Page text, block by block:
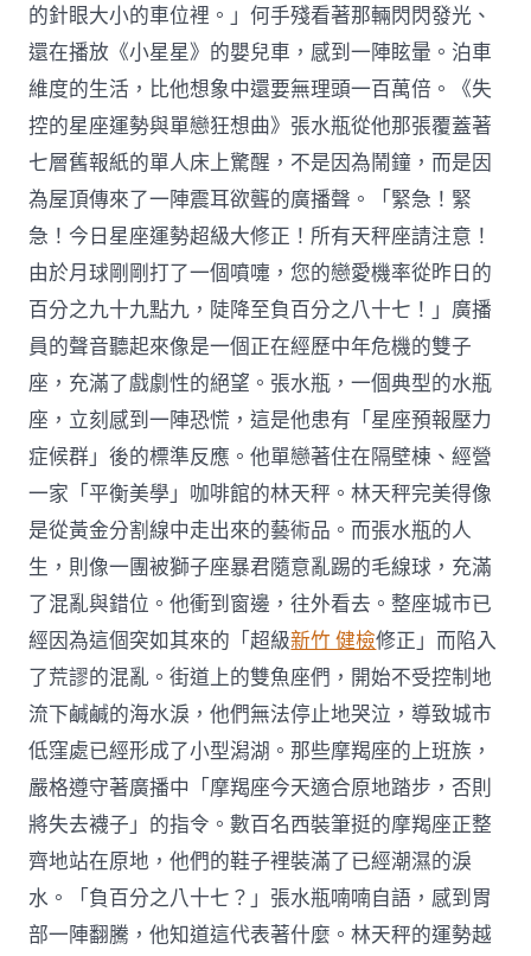
的針眼大小的車位裡。」何手殘看著那輛閃閃發光、
還在播放《小星星》的嬰兒車，感到一陣眩暈。泊車
維度的生活，比他想象中還要無理頭一百萬倍。《失
控的星座運勢與單戀狂想曲》張水瓶從他那張覆蓋著
七層舊報紙的單人床上驚醒，不是因為鬧鐘，而是因
為屋頂傳來了一陣震耳欲聾的廣播聲。「緊急！緊
急！今日星座運勢超級大修正！所有天秤座請注意！
由於月球剛剛打了一個噴嚏，您的戀愛機率從昨日的
百分之九十九點九，陡降至負百分之八十七！」廣播
員的聲音聽起來像是一個正在經歷中年危機的雙子
座，充滿了戲劇性的絕望。張水瓶，一個典型的水瓶
座，立刻感到一陣恐慌，這是他患有「星座預報壓力
症候群」後的標準反應。他單戀著住在隔壁棟、經營
一家「平衡美學」咖啡館的林天秤。林天秤完美得像
是從黃金分割線中走出來的藝術品。而張水瓶的人
生，則像一團被獅子座暴君隨意亂踢的毛線球，充滿
了混亂與錯位。他衝到窗邊，往外看去。整座城市已
經因為這個突如其來的「超級新竹 健檢修正」而陷入
了荒謬的混亂。街道上的雙魚座們，開始不受控制地
流下鹹鹹的海水淚，他們無法停止地哭泣，導致城市
低窪處已經形成了小型潟湖。那些摩羯座的上班族，
嚴格遵守著廣播中「摩羯座今天適合原地踏步，否則
將失去襪子」的指令。數百名西裝筆挺的摩羯座正整
齊地站在原地，他們的鞋子裡裝滿了已經潮濕的淚
水。「負百分之八十七？」張水瓶喃喃自語，感到胃
部一陣翻騰，他知道這代表著什麼。林天秤的運勢越